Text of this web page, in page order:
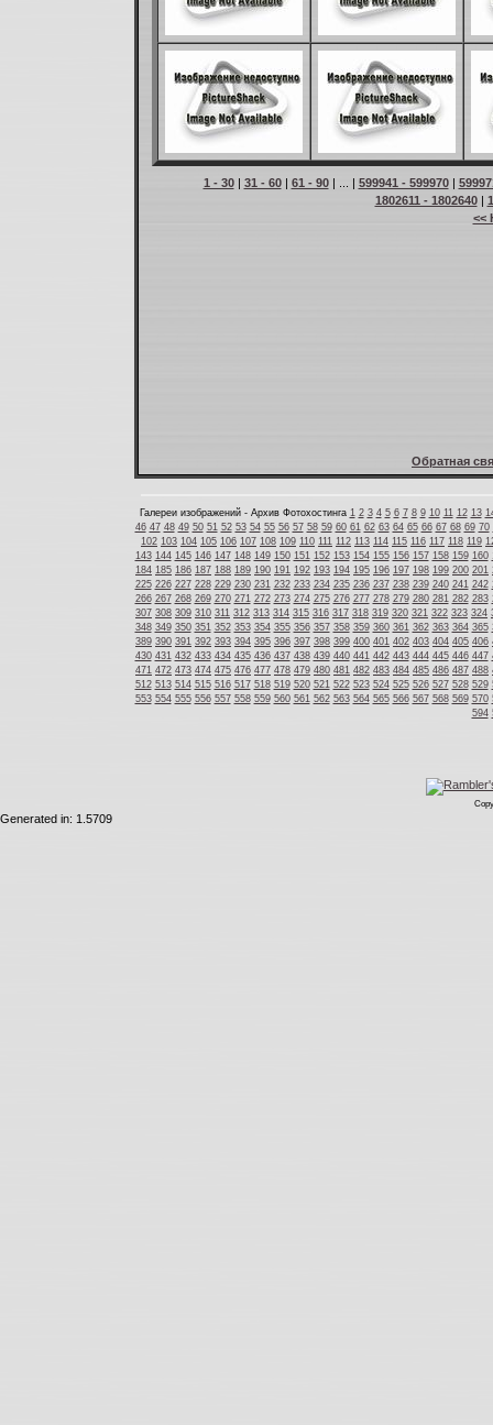
1 - 30| 31 - 60| 61 - 90| ... | 599941 - 599970|
1802611 - 1802640|
<<
Обратная
Галереи изображений - Архив Фотохостинга 1 2 3 4 5 6 7 8 9 10 11 12 13
46 47 48 49 50 51 52 53 54 55 56 57 58 59 60 61 62 63 64 65 66 67 68 69 70
102 103 104 105 106 107 108 109 110 111 112 113 114 115 116 117 118 119
143 144 145 146 147 148 149 150 151 152 153 154 155 156 157 158 159 160
184 185 186 187 188 189 190 191 192 193 194 195 196 197 198 199 200 201
225 226 227 228 229 230 231 232 233 234 235 236 237 238 239 240 241 242
266 267 268 269 270 271 272 273 274 275 276 277 278 279 280 281 282 283
307 308 309 310 311 312 313 314 315 316 317 318 319 320 321 322 323 324
348 349 350 351 352 353 354 355 356 357 358 359 360 361 362 363 364 365
389 390 391 392 393 394 395 396 397 398 399 400 401 402 403 404 405 406
430 431 432 433 434 435 436 437 438 439 440 441 442 443 444 445 446 447
471 472 473 474 475 476 477 478 479 480 481 482 483 484 485 486 487 488
512 513 514 515 516 517 518 519 520 521 522 523 524 525 526 527 528 529
553 554 555 556 557 558 559 560 561 562 563 564 565 566 567 568 569 570
594
Generated in: 1.5709